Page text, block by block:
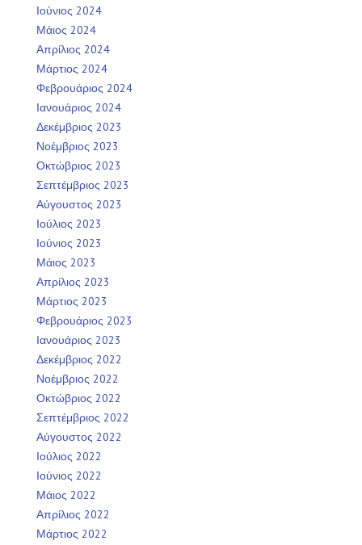
Ιούνιος 2024
Μάιος 2024
Απρίλιος 2024
Μάρτιος 2024
Φεβρουάριος 2024
Ιανουάριος 2024
Δεκέμβριος 2023
Νοέμβριος 2023
Οκτώβριος 2023
Σεπτέμβριος 2023
Αύγουστος 2023
Ιούλιος 2023
Ιούνιος 2023
Μάιος 2023
Απρίλιος 2023
Μάρτιος 2023
Φεβρουάριος 2023
Ιανουάριος 2023
Δεκέμβριος 2022
Νοέμβριος 2022
Οκτώβριος 2022
Σεπτέμβριος 2022
Αύγουστος 2022
Ιούλιος 2022
Ιούνιος 2022
Μάιος 2022
Απρίλιος 2022
Μάρτιος 2022